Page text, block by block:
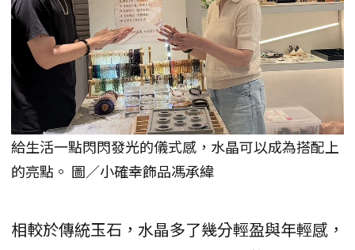
給生活一點閃閃發光的儀式感，水晶可以成為搭配上
的亮點。 圖／小確幸飾品馮承緯
相較於傳統玉石，水晶多了幾分輕盈與年輕感，